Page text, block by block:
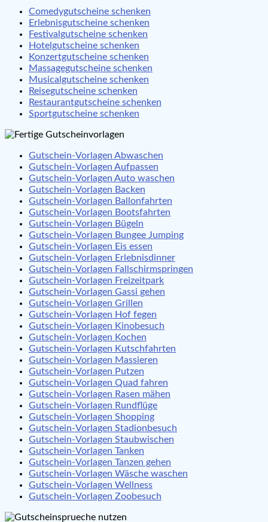
Comedygutscheine schenken
Erlebnisgutscheine schenken
Festivalgutscheine schenken
Hotelgutscheine schenken
Konzertgutscheine schenken
Massagegutscheine schenken
Musicalgutscheine schenken
Reisegutscheine schenken
Restaurantgutscheine schenken
Sportgutscheine schenken
Gutschein-Vorlagen Abwaschen
Gutschein-Vorlagen Aufpassen
Gutschein-Vorlagen Auto waschen
Gutschein-Vorlagen Backen
Gutschein-Vorlagen Ballonfahrten
Gutschein-Vorlagen Bootsfahrten
Gutschein-Vorlagen Bügeln
Gutschein-Vorlagen Bungee Jumping
Gutschein-Vorlagen Eis essen
Gutschein-Vorlagen Erlebnisdinner
Gutschein-Vorlagen Fallschirmspringen
Gutschein-Vorlagen Freizeitpark
Gutschein-Vorlagen Gassi gehen
Gutschein-Vorlagen Grillen
Gutschein-Vorlagen Hof fegen
Gutschein-Vorlagen Kinobesuch
Gutschein-Vorlagen Kochen
Gutschein-Vorlagen Kutschfahrten
Gutschein-Vorlagen Massieren
Gutschein-Vorlagen Putzen
Gutschein-Vorlagen Quad fahren
Gutschein-Vorlagen Rasen mähen
Gutschein-Vorlagen Rundflüge
Gutschein-Vorlagen Shopping
Gutschein-Vorlagen Stadionbesuch
Gutschein-Vorlagen Staubwischen
Gutschein-Vorlagen Tanken
Gutschein-Vorlagen Tanzen gehen
Gutschein-Vorlagen Wäsche waschen
Gutschein-Vorlagen Wellness
Gutschein-Vorlagen Zoobesuch